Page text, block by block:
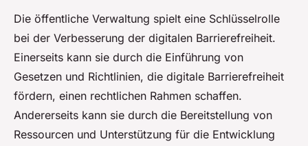
Die öffentliche Verwaltung spielt eine Schlüsselrolle
bei der Verbesserung der digitalen Barrierefreiheit.
Einerseits kann sie durch die Einführung von
Gesetzen und Richtlinien, die digitale Barrierefreiheit
fördern, einen rechtlichen Rahmen schaffen.
Andererseits kann sie durch die Bereitstellung von
Ressourcen und Unterstützung für die Entwicklung